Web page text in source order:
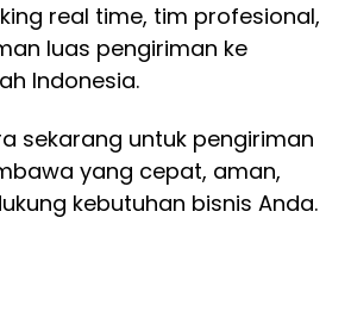
real time, tim profesional,
luas pengiriman ke
Indonesia.
sekarang untuk pengiriman
yang cepat, aman,
kebutuhan bisnis Anda.